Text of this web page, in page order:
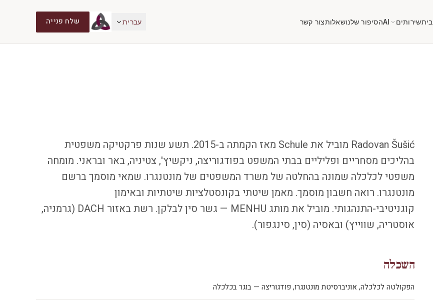
ביתשירותים AIהסיפור שלנושאלותצור קשר עברית שלח פנייה
Radovan Šušić מוביל את Schule מאז הקמתה ב-2015. תשע שנות פרקטיקה משפטית
בהליכים מסחריים ופליליים בבתי המשפט בפודגוריצה, ניקשיץ', צטיניה, באר ובראני. מומחה
משפטי לכלכלה שמונה בהחלטה של משרד המשפטים של מונטנגרו. שמאי מוסמך ברשם
מונטנגרו. רואה חשבון מוסמך. מאמן שיטתי בקונסטלציות שיטתיות ובאימון
קוגניטיבי-התנהגותי. מוביל את מותג MENHU — גשר סין לבלקן. רשת באזור DACH (גרמניה,
אוסטריה, שווייץ) ובאסיה (סין, סינגפור).
השכלה
הפקולטה לכלכלה, אוניברסיטת מונטנגרו, פודגוריצה — בוגר בכלכלה